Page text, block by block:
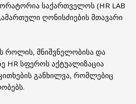
საქართველოს (HR LAB
ღონისძიების მთავარი
როლის, მნიშვნელობისა და
HR სფეროს აქტუალიზაცია
განხილვა, რომლებიც